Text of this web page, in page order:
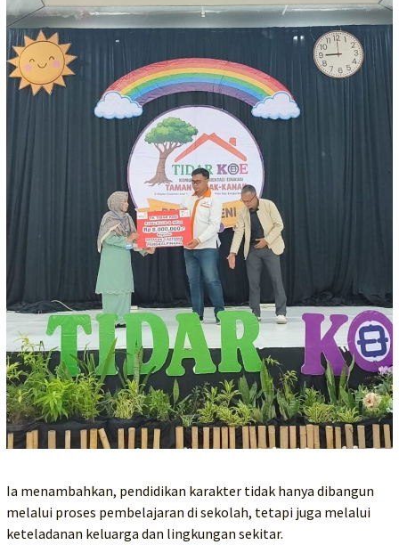
Ia menambahkan, pendidikan karakter tidak hanya dibangun
melalui proses pembelajaran di sekolah, tetapi juga melalui
keteladanan keluarga dan lingkungan sekitar.